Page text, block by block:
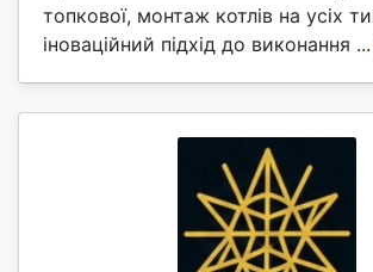
топкової, монтаж котлів на усіх
іноваційний підхід до виконання ...